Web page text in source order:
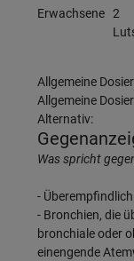
Erwachsene 2
Allgemeine
Allgemeine
Alternativ:
Was spricht
-
- Bronchien, die
bronchiale oder
einengende